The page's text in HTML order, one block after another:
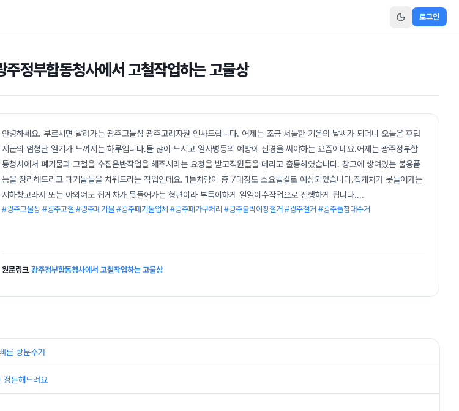
로그인
주정부합동청사에서 고철작업하는 고물상
안녕하세요. 부르시면 달려가는 광주고물상 광주고려자원 인사드립니다. 어제는 조금 서늘한 기운의 날씨가 되더니 오늘은 후덥
지근의 엄청난 열기가 느껴지는 하루입니다.물 많이 드시고 열사병등의 예방에 신경을 써야하는 요즘이네요.어제는 광주정부합
동청사에서 폐기물과 고철을 수집운반작업을 해주시라는 요청을 받고직원들을 데리고 출동하였습니다. 창고에 쌓여있는 불용품
등을 정리해드리고 폐기물들을 치워드리는 작업인데요. 1톤차량이 총 7대정도 소요될걸로 예상되었습니다.집게차가 못들어가는
지하창고라서 또는 야외여도 집게차가 못들어가는 형편이라 부득이하게 일일이수작업으로 진행하게 됩니다....
#광주고물상 #광주고철 #광주폐기물 #광주폐기물업체 #광주폐가구처리 #광주붙박이장철거 #광주철거 #광주돌침대수거
원문링크 광주정부합동청사에서 고철작업하는 고물상
른 방문수거
정돈해드려요